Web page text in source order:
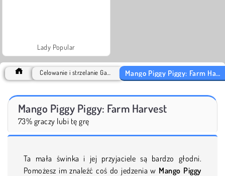
Lady Popular
Mango Piggy Piggy: Farm Harvest
73% graczy lubi tę grę
Ta mała świnka i jej przyjaciele są bardzo głodni.
Pomożesz im znaleźć coś do jedzenia w Mango Piggy